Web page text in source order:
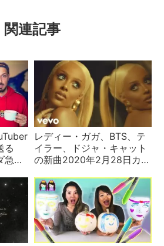
関連記事
る
急上
レディー・ガガ、BTS、テ
イラー、ドジャ・キャット
の新曲2020年2月28日カナ